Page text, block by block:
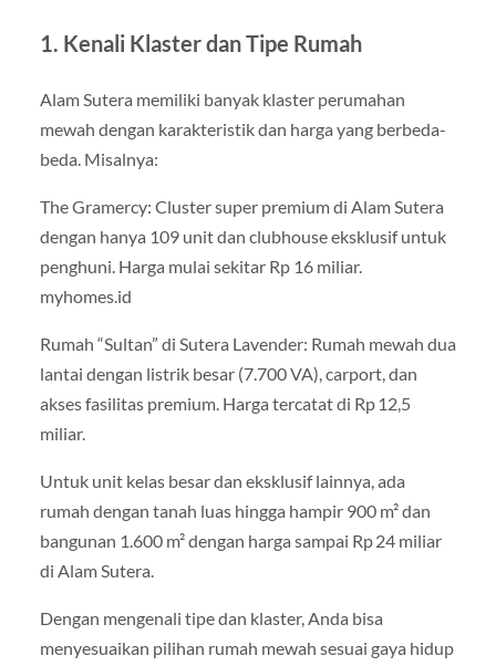
1. Kenali Klaster dan Tipe Rumah
Alam Sutera memiliki banyak klaster perumahan
mewah dengan karakteristik dan harga yang berbeda-
beda. Misalnya:
The Gramercy: Cluster super premium di Alam Sutera
dengan hanya 109 unit dan clubhouse eksklusif untuk
penghuni. Harga mulai sekitar Rp 16 miliar.
myhomes.id
Rumah “Sultan” di Sutera Lavender: Rumah mewah dua
lantai dengan listrik besar (7.700 VA), carport, dan
akses fasilitas premium. Harga tercatat di Rp 12,5
miliar.
Untuk unit kelas besar dan eksklusif lainnya, ada
rumah dengan tanah luas hingga hampir 900 m² dan
bangunan 1.600 m² dengan harga sampai Rp 24 miliar
di Alam Sutera.
Dengan mengenali tipe dan klaster, Anda bisa
menyesuaikan pilihan rumah mewah sesuai gaya hidup